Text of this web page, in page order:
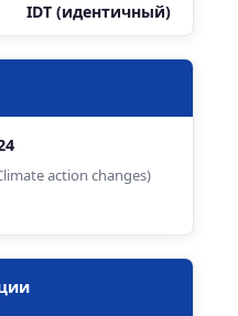
IDT (идентичный)
action changes)